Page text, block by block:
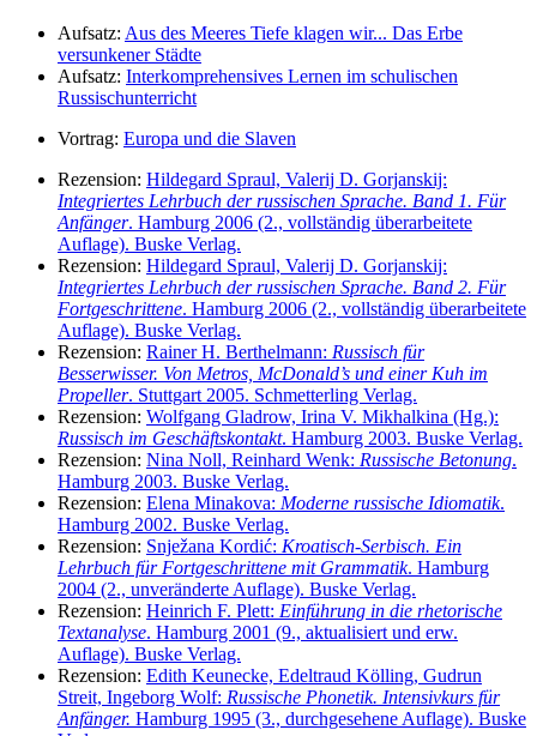
Aufsatz: Aus des Meeres Tiefe klagen wir... Das Erbe
versunkener Städte
Aufsatz: Interkomprehensives Lernen im schulischen
Russischunterricht
Vortrag: Europa und die Slaven
Rezension: Hildegard Spraul, Valerij D. Gorjanskij:
Integriertes Lehrbuch der russischen Sprache. Band 1. Für
Anfänger. Hamburg 2006 (2., vollständig überarbeitete
Auflage). Buske Verlag.
Rezension: Hildegard Spraul, Valerij D. Gorjanskij:
Integriertes Lehrbuch der russischen Sprache. Band 2. Für
Fortgeschrittene. Hamburg 2006 (2., vollständig überarbeitete
Auflage). Buske Verlag.
Rezension: Rainer H. Berthelmann: Russisch für
Besserwisser. Von Metros, McDonald’s und einer Kuh im
Propeller. Stuttgart 2005. Schmetterling Verlag.
Rezension: Wolfgang Gladrow, Irina V. Mikhalkina (Hg.):
Russisch im Geschäftskontakt. Hamburg 2003. Buske Verlag.
Rezension: Nina Noll, Reinhard Wenk: Russische Betonung.
Hamburg 2003. Buske Verlag.
Rezension: Elena Minakova: Moderne russische Idiomatik.
Hamburg 2002. Buske Verlag.
Rezension: Snježana Kordić: Kroatisch-Serbisch. Ein
Lehrbuch für Fortgeschrittene mit Grammatik. Hamburg
2004 (2., unveränderte Auflage). Buske Verlag.
Rezension: Heinrich F. Plett: Einführung in die rhetorische
Textanalyse. Hamburg 2001 (9., aktualisiert und erw.
Auflage). Buske Verlag.
Rezension: Edith Keunecke, Edeltraud Kölling, Gudrun
Streit, Ingeborg Wolf: Russische Phonetik. Intensivkurs für
Anfänger. Hamburg 1995 (3., durchgesehene Auflage). Buske